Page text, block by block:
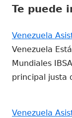
Te puede
Venezuela
Venezuela
Mundiales
principal justa
Venezuela